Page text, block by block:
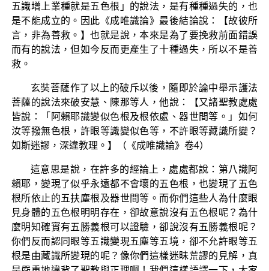
五識增上業種就是五色根」的說法，是有種種過失的，也
是不能成立的。因此《成唯識論》最後結論說：【故彼所
言，非為善救。】也就是說，本來是為了要挽救前面錯誤
而有的說法，但如今反而更產生了十種過失，所以不是善
救。
玄奘菩薩作了以上的破斥以後，隨即於論中舉示護法
菩薩的說法來破安慧、陳那等人，他說：【又諸聖教處處
皆說：「阿賴耶識變似色根及根依處、器世間等。」如何
汝等撥無色根，許眼等識變似色等，不許眼等藏識所變？
如斯迷謬，深違教理。】（《成唯識論》卷4）
這意思是說，在許多的經論上，處處都說：第八識阿
賴耶，變現了似乎永遠都不會壞的五色根，也變現了五色
根所依止的五扶塵根及器世間等。而你們這些人為什麼眼
見身體的五色根明明存在，卻故意說沒有五色根呢？為什
麼明知確實有五勝義根可以證驗，卻說沒有五勝義根呢？
你們反而認同眼等五識變現五塵等五境，卻不允許眼等五
根是由藏識所變現的呢？像你們這樣迷昧荒謬的見解，真